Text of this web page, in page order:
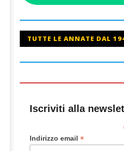
TUTTE LE ANNATE DAL
Iscriviti alla
Indirizzo email *